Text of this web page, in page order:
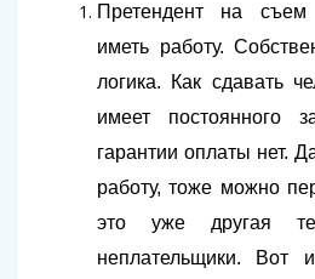
Претендент на
иметь работу.
логика. Как сдавать
имеет постоянного
гарантии оплаты нет.
работу, тоже можно
это уже другая
неплательщики. Вот